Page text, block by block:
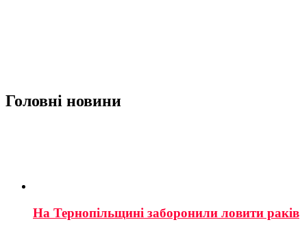
Головні новини
На Тернопільщині заборонили ловити раків